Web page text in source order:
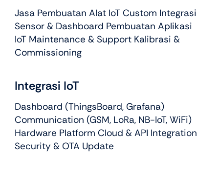
Jasa Pembuatan Alat IoT Custom Integrasi
Sensor & Dashboard Pembuatan Aplikasi
IoT Maintenance & Support Kalibrasi &
Commissioning
Integrasi IoT
Dashboard (ThingsBoard, Grafana)
Communication (GSM, LoRa, NB-IoT, WiFi)
Hardware Platform Cloud & API Integration
Security & OTA Update